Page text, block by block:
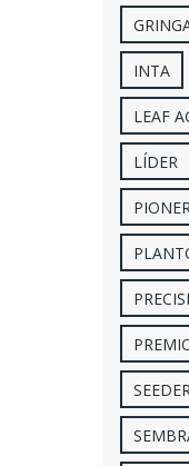
INTA
LEAF
LÍDER